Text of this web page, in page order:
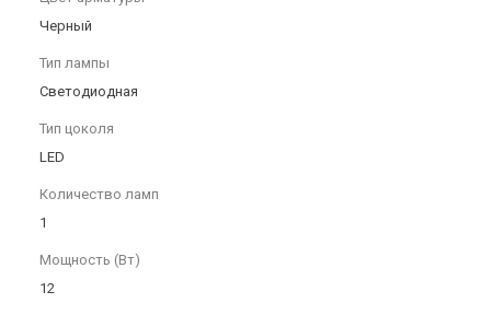
Черный
Тип лампы
Светодиодная
Тип цоколя
LED
Количество ламп
1
Мощность (Вт)
12